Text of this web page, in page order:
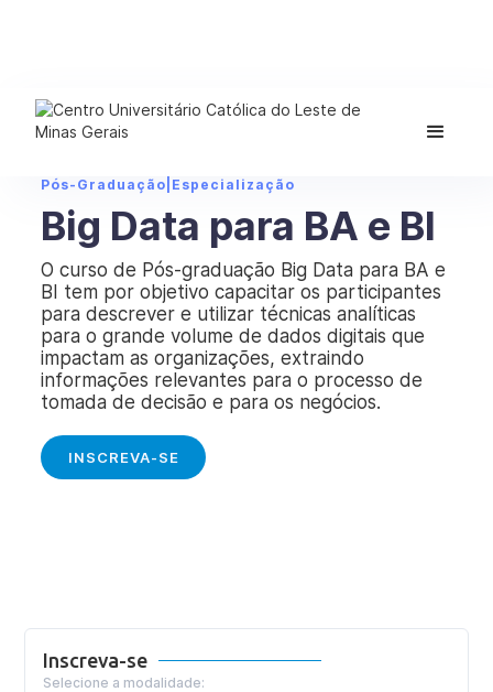
Pós-Graduação Especialização
Big Data para BA e BI
O curso de Pós-graduação Big Data para BA e
BI tem por objetivo capacitar os participantes
para descrever e utilizar técnicas analíticas
para o grande volume de dados digitais que
impactam as organizações, extraindo
informações relevantes para o processo de
tomada de decisão e para os negócios.
INSCREVA-SE
Inscreva-se
Selecione a modalidade: